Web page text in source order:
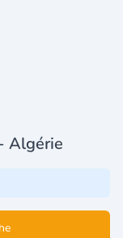
Algérie